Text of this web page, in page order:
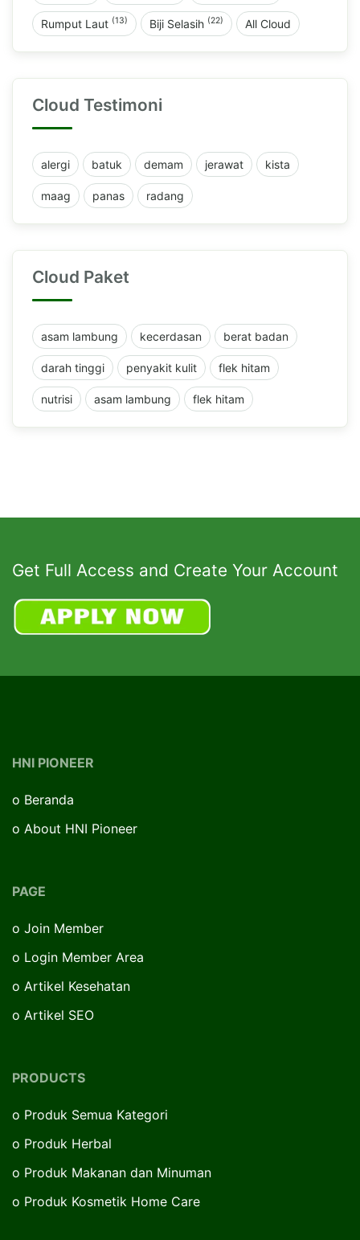
Rumput Laut (13) Biji Selasih (22) All Cloud
Cloud Testimoni
alergi batuk demam jerawat kista
maag panas radang
Cloud Paket
asam lambung kecerdasan berat badan
darah tinggi penyakit kulit flek hitam
nutrisi asam lambung flek hitam
Get Full Access and Create Your Account
HNI PIONEER
o Beranda
o About HNI Pioneer
PAGE
o Join Member
o Login Member Area
o Artikel Kesehatan
o Artikel SEO
PRODUCTS
o Produk Semua Kategori
o Produk Herbal
o Produk Makanan dan Minuman
o Produk Kosmetik Home Care